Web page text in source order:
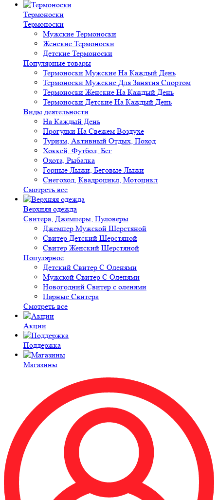
Термоноски
Термоноски
Мужские Термоноски
Женские Термоноски
Детские Термоноски
Популярные товары
Термоноски Мужские На Каждый День
Термоноски Мужские Для Занятия Спортом
Термоноски Женские На Каждый День
Термоноски Детские На Каждый День
Виды деятельности
На Каждый День
Прогулки На Свежем Воздухе
Туризм, Активный Отдых, Поход
Хоккей, Футбол, Бег
Охота, Рыбалка
Горные Лыжи, Беговые Лыжи
Снегоход, Квадроцикл, Мотоцикл
Смотреть все
Верхняя одежда
Свитера, Джемперы, Пуловеры
Джемпер Мужской Шерстяной
Свитер Детский Шерстяной
Свитер Женский Шерстяной
Популярное
Детский Свитер С Оленями
Мужской Свитер С Оленями
Новогодний Свитер с оленями
Парные Свитера
Смотреть все
Акции
Поддержка
Магазины